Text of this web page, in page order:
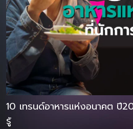
ลูกค้า ปรับกลยุทธ์แบบเรียลไทม์ และ
เนินการตั […]
10 เทรนด์อาหารแห่งอนาคต ปี
รู้